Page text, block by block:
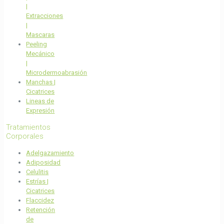
|
Extracciones
|
Mascaras
Peeling
Mecánico
|
Microdermoabrasión
Manchas |
Cicatrices
Lineas de
Expresión
Tratamientos
Corporales
Adelgazamiento
Adiposidad
Celulitis
Estrías |
Cicatrices
Flaccidez
Retención
de